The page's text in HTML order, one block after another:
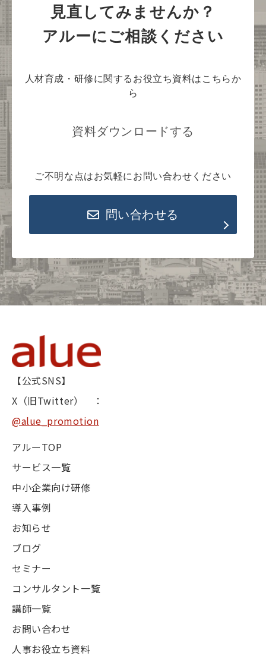
見直してみませんか？
アルーにご相談ください
人材育成・研修に関するお役立ち資料はこちらか
ら
資料ダウンロードする
ご不明な点はお気軽にお問い合わせください
問い合わせる
【公式SNS】
X（旧Twitter） ：
@alue_promotion
アルーTOP
サービス一覧
中小企業向け研修
導入事例
お知らせ
ブログ
セミナー
コンサルタント一覧
講師一覧
お問い合わせ
人事お役立ち資料